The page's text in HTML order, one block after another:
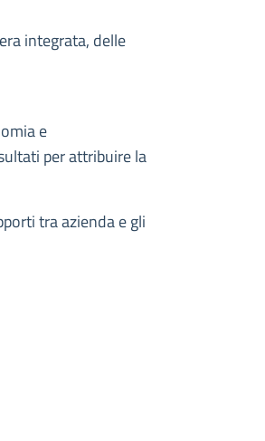
integrata, delle
e
per attribuire la
tra azienda e gli